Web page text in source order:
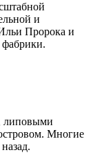
и
Пророка и
фабрики.
липовыми
Многие